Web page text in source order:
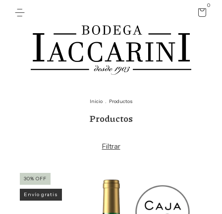
0
Inicio . Productos
Productos
Filtrar
30% OFF
Envío gratis